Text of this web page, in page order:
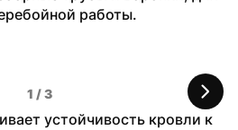
работы.
1 / 3
устойчивость кровли к